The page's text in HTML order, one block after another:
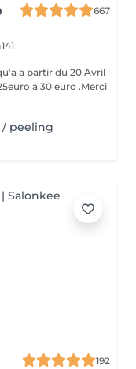
667
a partir du 20 Avril
a 30 euro .Merci
/ peeling
192